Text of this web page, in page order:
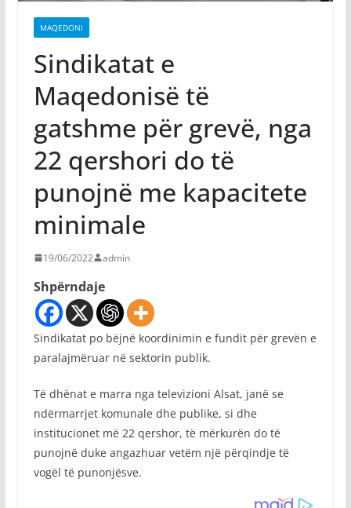
MAQEDONI
Sindikatat e
Maqedonisë të
gatshme për grevë, nga
22 qershori do të
punojnë me kapacitete
minimale
19/06/2022 admin
Shpërndaje
Sindikatat po bëjnë koordinimin e fundit për grevën e
paralajmëruar në sektorin publik.
Të dhënat e marra nga televizioni Alsat, janë se
ndërmarrjet komunale dhe publike, si dhe
institucionet më 22 qershor, të mërkurën do të
punojnë duke angazhuar vetëm një përqindje të
vogël të punonjësve.